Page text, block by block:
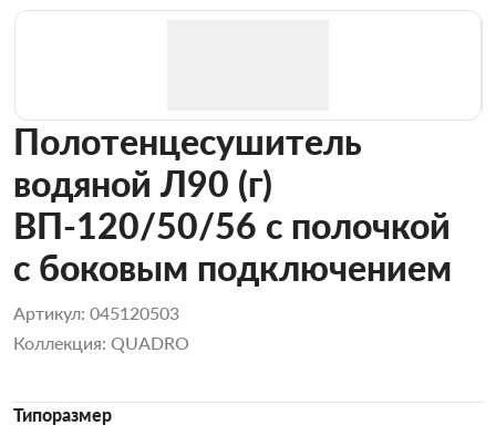
Полотенцесушитель
водяной Л90 (г)
ВП-120/50/56 с полочкой
с боковым подключением
Артикул: 045120503
Коллекция: QUADRO
Типоразмер